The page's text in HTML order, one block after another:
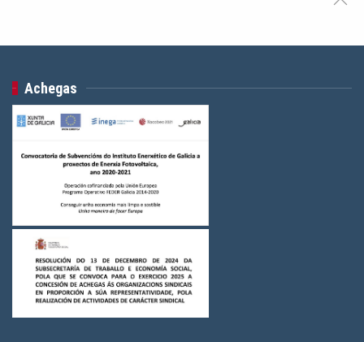
Achegas